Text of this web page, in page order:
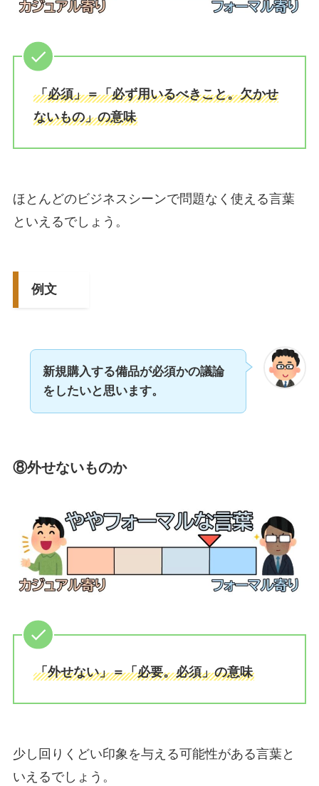
「必須」＝「必ず用いるべきこと。欠かせ
ないもの」の意味
ほとんどのビジネスシーンで問題なく使える言葉
といえるでしょう。
例文
新規購入する備品が必須かの議論
をしたいと思います。
⑧外せないものか
「外せない」＝「必要。必須」の意味
少し回りくどい印象を与える可能性がある言葉と
いえるでしょう。